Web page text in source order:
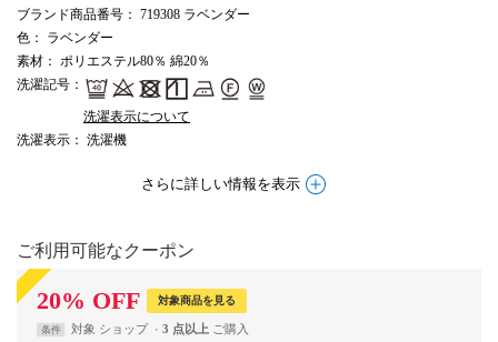
ブランド商品番号 ： 719308 ラベンダー
色 ： ラベンダー
素材 ： ポリエステル80％ 綿20％
洗濯記号 ：
洗濯表示について
洗濯表示 ： 洗濯機
さらに詳しい情報を表示
ご利用可能なクーポン
20% OFF 対象商品を見る
条件 対象 ショップ 3 点以上